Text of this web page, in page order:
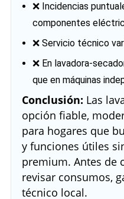
❌ Incidencias
componentes
❌ Servicio técnico
❌ En
que en máquinas
Conclusión: Las
opción fiable,
para hogares que
y funciones útiles
premium. Antes de
revisar consumos,
técnico local.